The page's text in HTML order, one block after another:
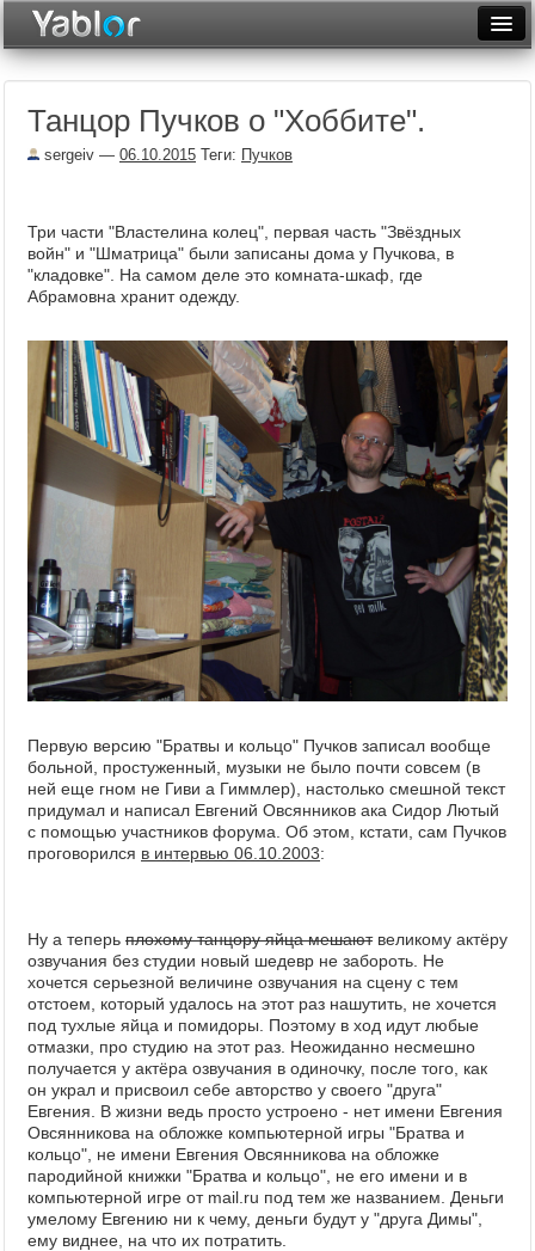
Неделя
Месяц
Архив
Видеотоп
Танцор Пучков о "Хоббите".
sergeiv — 06.10.2015 Теги: Пучков
Три части "Властелина колец", первая часть "Звёздных
войн" и "Шматрица" были записаны дома у Пучкова, в
"кладовке". На самом деле это комната-шкаф, где
Абрамовна хранит одежду.
Первую версию "Братвы и кольцо" Пучков записал вообще
больной, простуженный, музыки не было почти совсем (в
ней еще гном не Гиви а Гиммлер), настолько смешной текст
придумал и написал Евгений Овсянников ака Сидор Лютый
с помощью участников форума. Об этом, кстати, сам Пучков
проговорился в интервью 06.10.2003:
Ну а теперь плохому танцору яйца мешаютвеликому актёру
озвучания без студии новый шедевр не забороть. Не
хочется серьезной величине озвучания на сцену с тем
отстоем, который удалось на этот раз нашутить, не хочется
под тухлые яйца и помидоры. Поэтому в ход идут любые
отмазки, про студию на этот раз. Неожиданно несмешно
получается у актёра озвучания в одиночку, после того, как
он украл и присвоил себе авторство у своего "друга"
Евгения. В жизни ведь просто устроено - нет имени Евгения
Овсянникова на обложке компьютерной игры "Братва и
кольцо", не имени Евгения Овсянникова на обложке
пародийной книжки "Братва и кольцо", не его имени и в
компьютерной игре от mail.ru под тем же названием. Деньги
умелому Евгению ни к чему, деньги будут у "друга Димы",
ему виднее, на что их потратить.